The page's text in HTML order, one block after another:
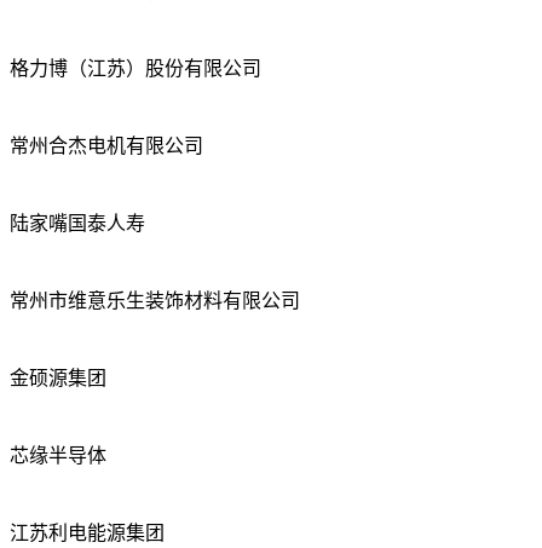
格力博（江苏）股份有限公司
常州合杰电机有限公司
陆家嘴国泰人寿
常州市维意乐生装饰材料有限公司
金硕源集团
芯缘半导体
江苏利电能源集团